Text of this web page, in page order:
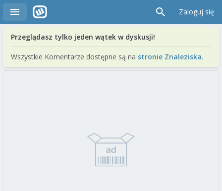
Zaloguj się
Przeglądasz tylko jeden wątek w dyskusji!
Wszystkie Komentarze dostępne są na stronie Znaleziska.